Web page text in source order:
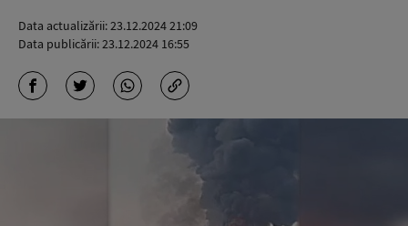
Data actualizării:23.12.2024 21:09
Data publicării:23.12.2024 16:55